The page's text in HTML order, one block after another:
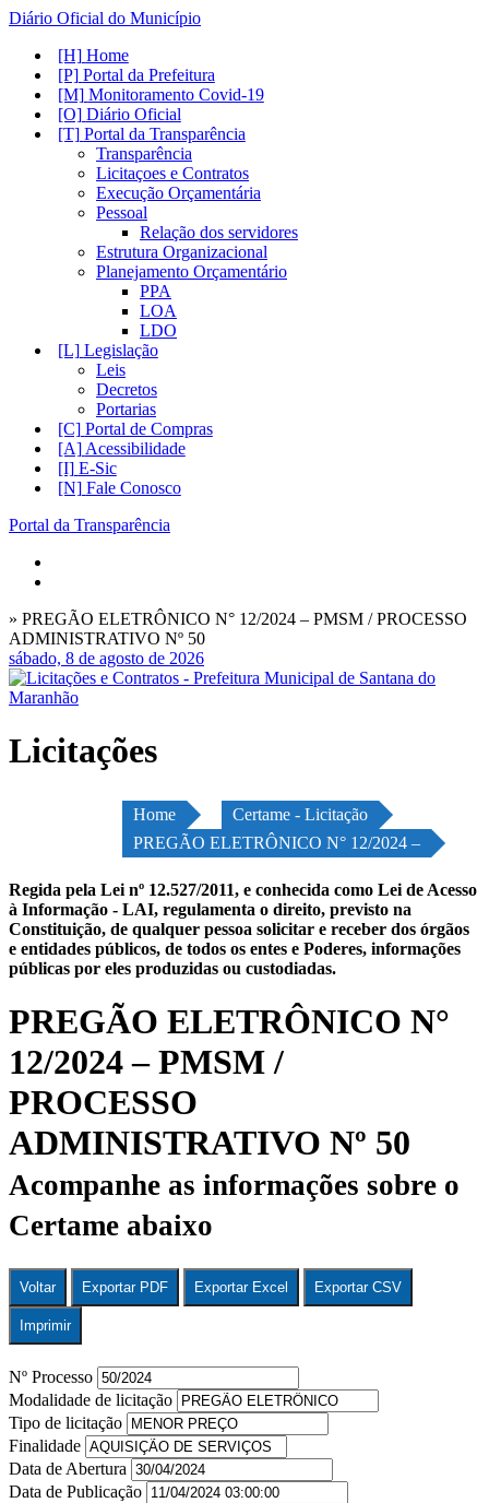
Diário Oficial do Município
Home
Portal da Prefeitura
Monitoramento Covid-19
Diário Oficial
Portal da Transparência
Transparência
Licitaçoes e Contratos
Execução Orçamentária
Pessoal
Relação dos servidores
Estrutura Organizacional
Planejamento Orçamentário
PPA
LOA
LDO
Legislação
Leis
Decretos
Portarias
Portal de Compras
Acessibilidade
E-Sic
Fale Conosco
Portal da Transparência
» PREGÃO ELETRÔNICO N° 12/2024 – PMSM / PROCESSO
ADMINISTRATIVO Nº 50
sábado, 8 de agosto de 2026
Licitações
Home
Certame - Licitação
PREGÃO ELETRÔNICO N° 12/2024 –
Regida pela Lei nº 12.527/2011, e conhecida como Lei de Acesso
à Informação - LAI, regulamenta o direito, previsto na
Constituição, de qualquer pessoa solicitar e receber dos órgãos
e entidades públicos, de todos os entes e Poderes, informações
públicas por eles produzidas ou custodiadas.
PREGÃO ELETRÔNICO N°
12/2024 – PMSM /
PROCESSO
ADMINISTRATIVO Nº 50
Acompanhe as informações sobre o
Certame abaixo
Voltar Exportar PDF Exportar Excel Exportar CSV
Imprimir
Nº Processo
Modalidade de licitação
Tipo de licitação
Finalidade
Data de Abertura
Data de Publicação